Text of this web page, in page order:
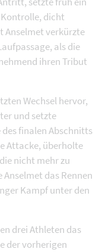
dicht
Anselmet verkürzte
als die
ihren Tribut
Wechsel hervor,
und setzte
finalen Abschnitts
Attacke, überholte
nicht mehr zu
das Rennen
Kampf unter den
drei Athleten das
der vorherigen